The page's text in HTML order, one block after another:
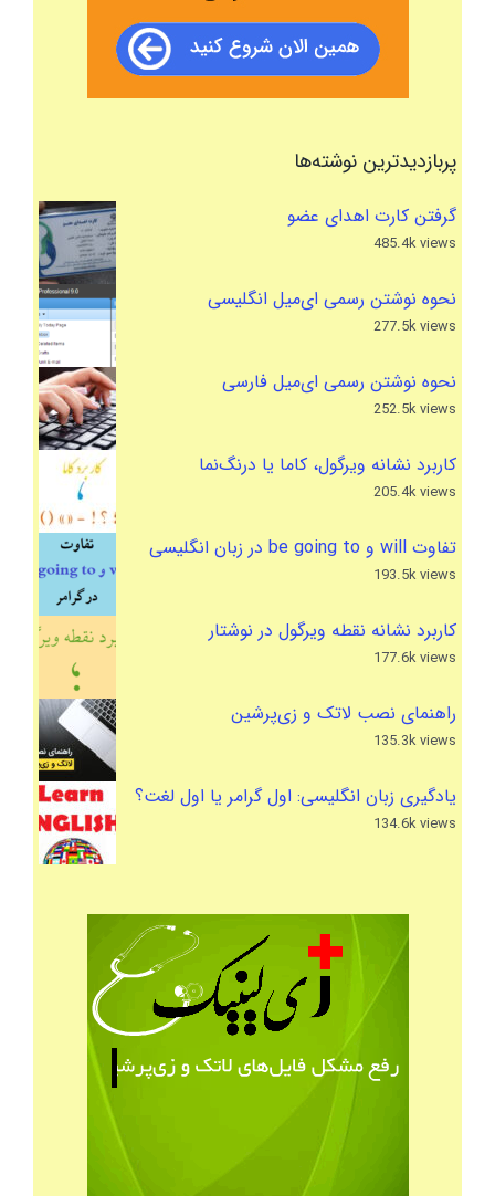
پربازدیدترین نوشته‌ها
گرفتن کارت اهدای عضو
485.4k views
نحوه نوشتن رسمی ای‌میل انگلیسی
277.5k views
نحوه نوشتن رسمی ای‌میل فارسی
252.5k views
کاربرد نشانه ویرگول، کاما یا درنگ‌نما
205.4k views
تفاوت will و be going to در زبان انگلیسی
193.5k views
کاربرد نشانه نقطه ویرگول در نوشتار
177.6k views
راهنمای نصب لاتک و زی‌پرشین
135.3k views
یادگیری زبان انگلیسی: اول گرامر یا اول لغت؟
134.6k views